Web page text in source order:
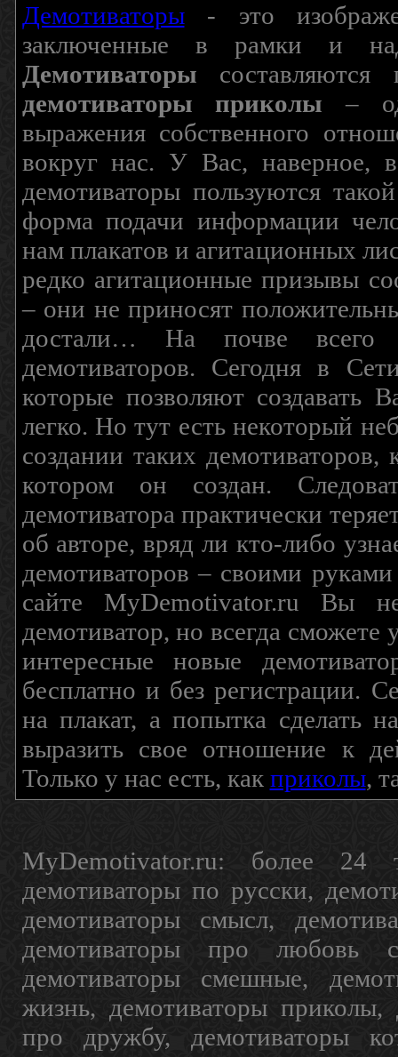
Демотиваторы- это
заключенные в рамки и
Демотиваторы составляются
демотиваторы приколы –
выражения собственного
вокруг нас. У Вас, наверное,
демотиваторы пользуются
форма подачи информации
нам плакатов и агитационных
редко агитационные призывы
– они не приносят
достали… На почве всего
демотиваторов. Сегодня в
которые позволяют создавать
легко. Но тут есть некоторый
создании таких
котором он создан.
демотиватора практически
об авторе, вряд ли кто-либо
демотиваторов – своими
сайте MyDemotivator.ru Вы
демотиватор, но всегда сможете
интересные новые
бесплатно и без регистрации.
на плакат, а попытка
выразить свое отношение к
Только у нас есть, как приколы,
MyDemotivator.ru: более 24
демотиваторы по русски,
демотиваторы смысл,
демотиваторы про любовь
демотиваторы смешные,
жизнь, демотиваторы приколы,
про дружбу, демотиваторы